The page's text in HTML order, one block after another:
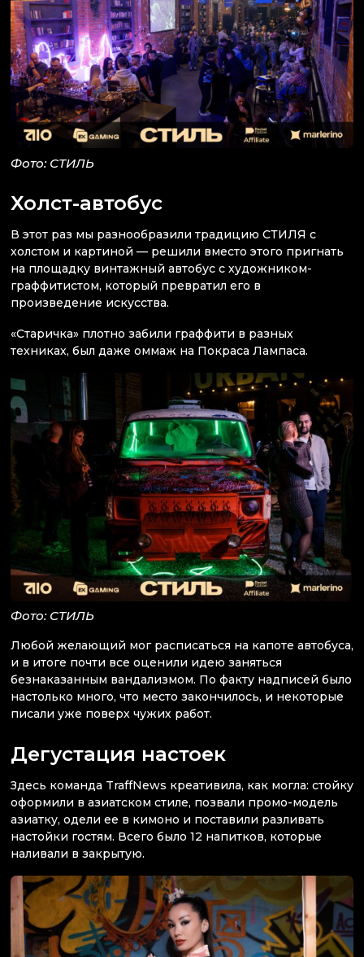
Фото: СТИЛЬ
Холст-автобус
В этот раз мы разнообразили традицию СТИЛЯ с
холстом и картиной — решили вместо этого пригнать
на площадку винтажный автобус с художником-
граффитистом, который превратил его в
произведение искусства.
«Старичка» плотно забили граффити в разных
техниках, был даже оммаж на Покраса Лампаса.
Фото: СТИЛЬ
Любой желающий мог расписаться на капоте автобуса,
и в итоге почти все оценили идею заняться
безнаказанным вандализмом. По факту надписей было
настолько много, что место закончилось, и некоторые
писали уже поверх чужих работ.
Дегустация настоек
Здесь команда TraffNews креативила, как могла: стойку
оформили в азиатском стиле, позвали промо-модель
азиатку, одели ее в кимоно и поставили разливать
настойки гостям. Всего было 12 напитков, которые
наливали в закрытую.